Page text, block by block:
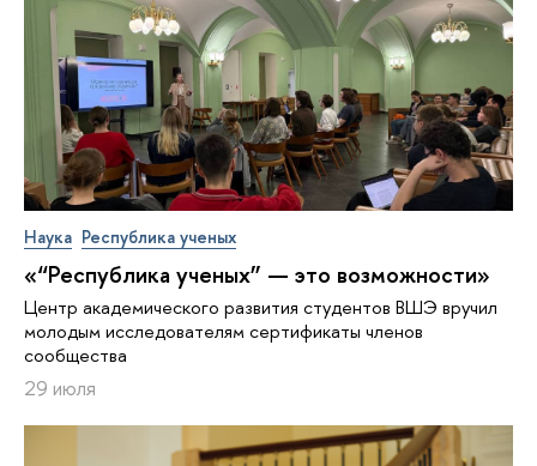
Наука Республика ученых
«“Республика ученых” — это возможности»
Центр академического развития студентов ВШЭ вручил
молодым исследователям сертификаты членов
сообщества
29 июля